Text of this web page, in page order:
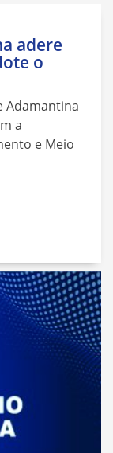
adere
o
Adamantina
a
e Meio